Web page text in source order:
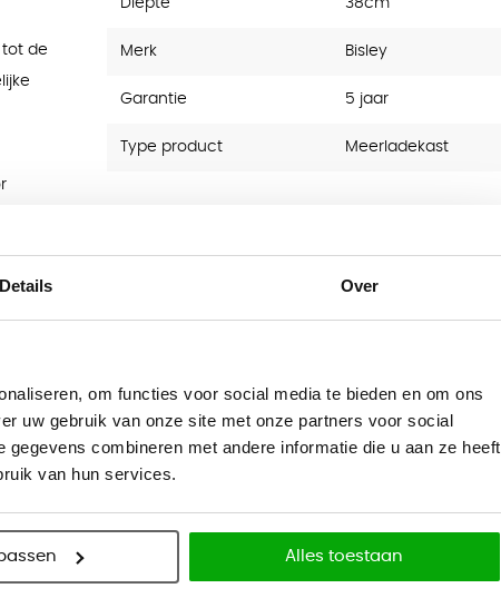
Details Over
om functies voor social media te bieden en om ons
uw gebruik van onze site met onze partners voor social
combineren met andere informatie die u aan ze heeft
van hun services.
Alles toestaan
de
Merk Bisley
Garantie 5 jaar
Type product Meerladekast